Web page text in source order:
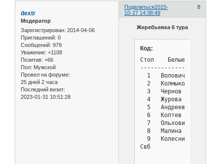
Поделиться 8
2015-
10-27 14:38:49
dextr
Модератор
Зарегистрирован: 2014-04-06
Приглашений: 0
Сообщений: 979
Уважение: +1108
Позитив: +66
Пол: Мужской
Провел на форуме:
25 дней 2 часа
Последний визит:
2023-01-31 10:51:28
Жеребьевка 6 тура
Код:
Стол    Белые
1   Волович
2   Колмыков
3   Чернов
4   Журова Анна
5   Андреев
6   Коптев Руслан
7   Ольховик
8   Малина Софья
9   Колесников
Свб            : 1